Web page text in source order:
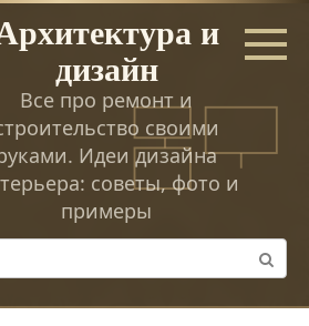
и
дизайн
Все про ремонт и
своими
Идеи дизайна
советы, фото и
примеры